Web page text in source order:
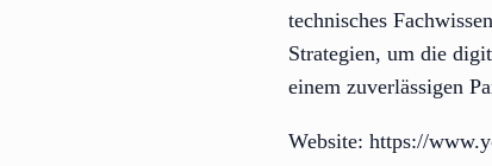
technisches
Strategien, um die
einem zuverlässigen
Website: https://